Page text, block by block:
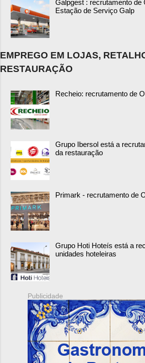
Galpgest : recrutamento de
Estação de Serviço Galp
EMPREGO EM LOJAS,
RESTAURAÇÃO
Recheio: recrutamento de
Grupo Ibersol está a
da restauração
Primark - recrutamento de
Grupo Hoti Hoteís está a
unidades hoteleiras
Publicidade